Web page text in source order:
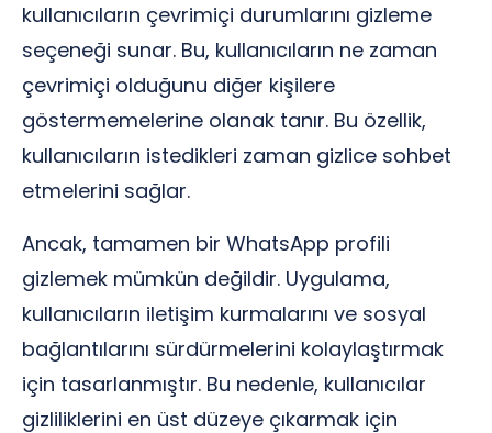
kullanıcıların çevrimiçi durumlarını gizleme
seçeneği sunar. Bu, kullanıcıların ne zaman
çevrimiçi olduğunu diğer kişilere
göstermemelerine olanak tanır. Bu özellik,
kullanıcıların istedikleri zaman gizlice sohbet
etmelerini sağlar.
Ancak, tamamen bir WhatsApp profili
gizlemek mümkün değildir. Uygulama,
kullanıcıların iletişim kurmalarını ve sosyal
bağlantılarını sürdürmelerini kolaylaştırmak
için tasarlanmıştır. Bu nedenle, kullanıcılar
gizliliklerini en üst düzeye çıkarmak için